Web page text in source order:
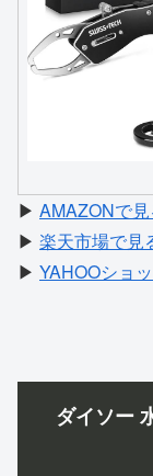
▶ AMAZONで見
▶ 楽天市場で見
▶ YAHOOショ
ダイソー